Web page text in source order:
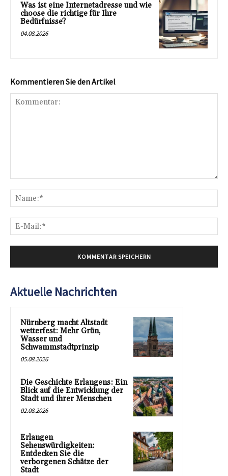
Was ist eine Internetadresse und wie
choose die richtige für Ihre
Bedürfnisse?
04.08.2026
Kommentieren Sie den Artikel
Aktuelle Nachrichten
Nürnberg macht Altstadt
wetterfest: Mehr Grün,
Wasser und
Schwammstadtprinzip
05.08.2026
Die Geschichte Erlangens: Ein
Blick auf die Entwicklung der
Stadt und ihrer Menschen
02.08.2026
Erlangen
Sehenswürdigkeiten:
Entdecken Sie die
verborgenen Schätze der
Stadt